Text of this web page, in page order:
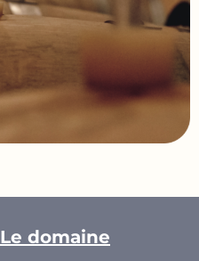
Le domaine